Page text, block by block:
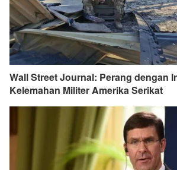
Wall Street Journal: Perang dengan
Kelemahan Militer Amerika Serikat